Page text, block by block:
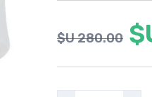
$U 280.00